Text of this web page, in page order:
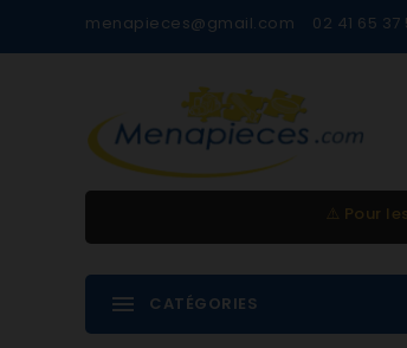
menapieces@gmail.com 02 41 65 37
⚠️ Pour
CATÉGORIES